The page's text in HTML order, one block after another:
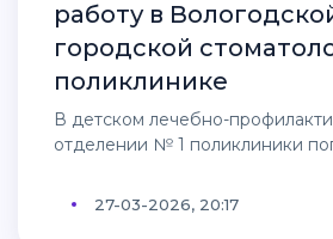
работу в
городской
поликлинике
В детском лечебно-профилактическом
отделении № 1 поликлиники
27-03-2026, 20:17